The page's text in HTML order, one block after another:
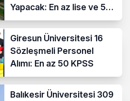
Yapacak: En az lise ve 50
KPSS İle
Giresun Üniversitesi 16
Sözleşmeli Personel
Alımı: En az 50 KPSS
Balıkesir Üniversitesi 309